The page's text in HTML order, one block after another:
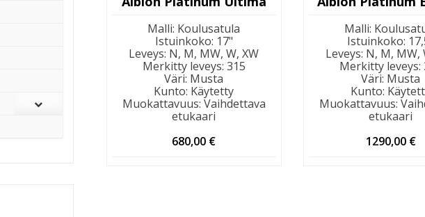
Malli: Koulusatula
Istuinkoko: 17"
Leveys: N, M, MW, W, XW
Merkitty leveys: 315
Väri: Musta
Kunto: Käytetty
Muokattavuus: Vaihdettava
etukaari
680,00 €
Malli:
Istuinkoko:
Leveys: N, M, MW,
Merkitty leveys:
Väri: Musta
Kunto:
Muokattavuus:
etukaari
1290,00 €